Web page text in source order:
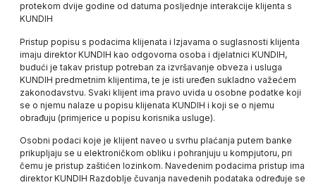
protekom dvije godine od datuma posljednje interakcije klijenta s
KUNDIH
Pristup popisu s podacima klijenata i Izjavama o suglasnosti klijenta
imaju direktorKUNDIH kao odgovorna osoba i djelatnici KUNDIH,
budući je takav pristup potreban za izvršavanje obveza i usluga
KUNDIH predmetnim klijentima, te je isti uređen sukladno važećem
zakonodavstvu. Svaki klijent ima pravo uvida u osobne podatke koji
se o njemu nalaze u popisu klijenata KUNDIH i koji se o njemu
obrađuju (primjerice u popisu korisnika usluge).
Osobni podaci koje je klijent naveo u svrhu plaćanja putem banke
prikupljaju se u elektroničkom obliku i pohranjuju u kompjutoru, pri
čemu je pristup zaštićen lozinkom. Navedenim podacima pristup ima
direktorKUNDIH Razdoblje čuvanja navedenih podataka određuje se